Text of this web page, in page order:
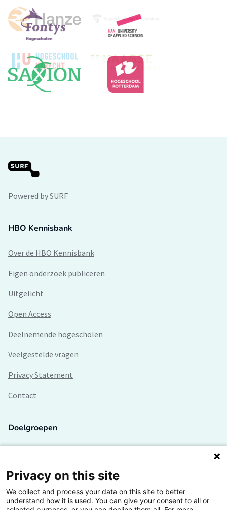
Powered by SURF
HBO Kennisbank
Over de HBO Kennisbank
Eigen onderzoek publiceren
Uitgelicht
Open Access
Deelnemende hogescholen
Veelgestelde vragen
Privacy Statement
Contact
Doelgroepen
Lectoren en onderzoekers
Bedrijven
Privacy on this site
We collect and process your data on this site to better
understand how it is used. You can give your consent to all or